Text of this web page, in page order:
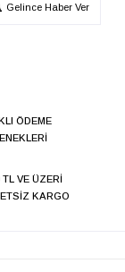
Gelince Haber Ver
ÖDEME
TL VE ÜZERİ
KARGO